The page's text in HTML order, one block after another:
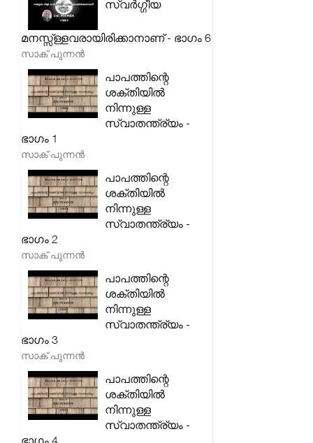
സ്വർഗ്ഗീയ
മനസ്സ്ള്ളവരായിരിക്കാനാണ് - ഭാഗം 6
സാക് പുന്നൻ
പാപത്തിന്റെ
ശക്തിയിൽ
നിന്നുള്ള
സ്വാതന്ത്ര്യം -
ഭാഗം 1
സാക് പുന്നൻ
പാപത്തിന്റെ
ശക്തിയിൽ
നിന്നുള്ള
സ്വാതന്ത്ര്യം -
ഭാഗം 2
സാക് പുന്നൻ
പാപത്തിന്റെ
ശക്തിയിൽ
നിന്നുള്ള
സ്വാതന്ത്ര്യം -
ഭാഗം 3
സാക് പുന്നൻ
പാപത്തിന്റെ
ശക്തിയിൽ
നിന്നുള്ള
സ്വാതന്ത്ര്യം -
ഭാഗം 4